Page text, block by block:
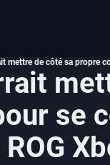
mettre de côté sa propre
se